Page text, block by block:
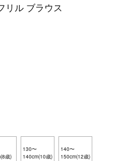
リル ブラウス
歳)
130〜
140cm(10歳)
140〜
150cm(12歳)